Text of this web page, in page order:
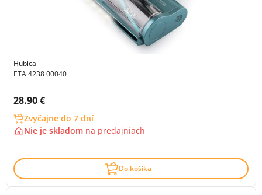
Hubica
ETA 4238 00040
Cena s DPH:
28.90 €
Zvyčajne do 7 dní
Nie je skladom na predajniach
Do košíka